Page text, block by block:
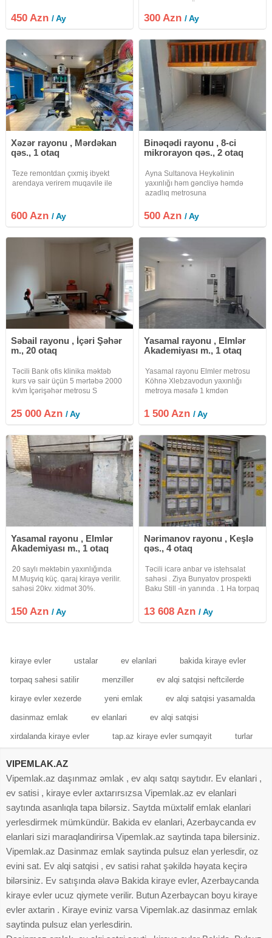
ibarətdir. Döşəmə metlaxdır.
Obyektin sənəti qeyri yaşayış
450 Azn/ Ay
uzunluq 2.5metr eni 2.5 metr
hündürlüyü 2 ədəddir. Hər biri
300 Azn/ Ay
Xəzər rayonu , Mərdəkan
qəs., 1 otaq
Teze remontdan çıxmiş ibyekt
arendaya verirem muqavile ile
600 Azn/ Ay
Binəqədi rayonu , 8-ci
mikrorayon qəs., 2 otaq
Ayna Sultanova Heykəlinin
yaxınlığı həm gəncliyə həmdə
azadlıq metrosuna
piyada 15 dəqiqə məsafədədir.
obyekt yaşayış binasının 1-ci
yeni çıxıb icarəyə
500 Azn/ Ay
Səbail rayonu , İçəri Şəhər
m., 20 otaq
Təcili Bank ofis klinika məktəb
kurs və sair üçün 5 mərtəbə 2000
kv\m İçərişəhər metrosu S
yanı. Oriinal dizayn əla təmir.
İsitmə soyutma və havalandırılma
25 000 Azn/ Ay
Yasamal rayonu , Elmlər
Akademiyası m., 1 otaq
Yasamal rayonu Elmler metrosu
Köhnə Xlebzavodun yaxınlığı
metroya məsafə 1 kmdən
içi obyektdir. obyekt yaşayış
binasının 1-ci mərtəbəsində
zaldan
1 500 Azn/ Ay
Yasamal rayonu , Elmlər
Akademiyası m., 1 otaq
20 saylı məktəbin yaxınlığında
M.Muşviq küç. qaraj kirayə verilir.
sahəsi 20kv. xidmət 30%.
150 Azn/ Ay
Nərimanov rayonu , Keşlə
qəs., 4 otaq
Təcili icarə anbar və istehsalat
sahəsi . Ziya Bunyatov prospekti
Baku Still -in yanında . 1 Ha torpaq
icarə təklif olunur.Hündürlük 5.2
metr. 30 yük maşını üçün parkinq
13 608 Azn/ Ay
kiraye evler ustalar ev elanlari bakida kiraye evler
torpaq sahesi satilir menziller ev alqi satqisi neftcilerde
kiraye evler xezerde yeni emlak ev alqi satqisi yasamalda
dasinmaz emlak ev elanlari ev alqi satqisi
xirdalanda kiraye evler tap.az kiraye evler sumqayit turlar
VIPEMLAK.AZ
Vipemlak.az daşınmaz əmlak , ev alqı satqı saytıdır. Ev elanlari ,
ev satisi , kiraye evler axtarırsızsa Vipemlak.az ev elanlari
saytında asanlıqla tapa bilərsiz. Saytda müxtəlif emlak elanlari
yerlesdirmek mümkündür. Bakida ev elanlari, Azerbaycanda ev
elanlari sizi maraqlandirirsa Vipemlak.az saytinda tapa bilersiniz.
Vipemlak.az Dasinmaz emlak saytinda pulsuz elan yerlesdir, oz
evini sat. Ev alqi satqisi , ev satisi rahat şəkildə həyata keçirə
bilərsiniz. Ev satışında əlavə Bakida kiraye evler, Azerbaycanda
kiraye evler ucuz qiymete verilir. Butun Azerbaycan boyu kiraye
evler axtarin . Kiraye eviniz varsa Vipemlak.az dasinmaz emlak
saytinda pulsuz elan yerlesdirin.